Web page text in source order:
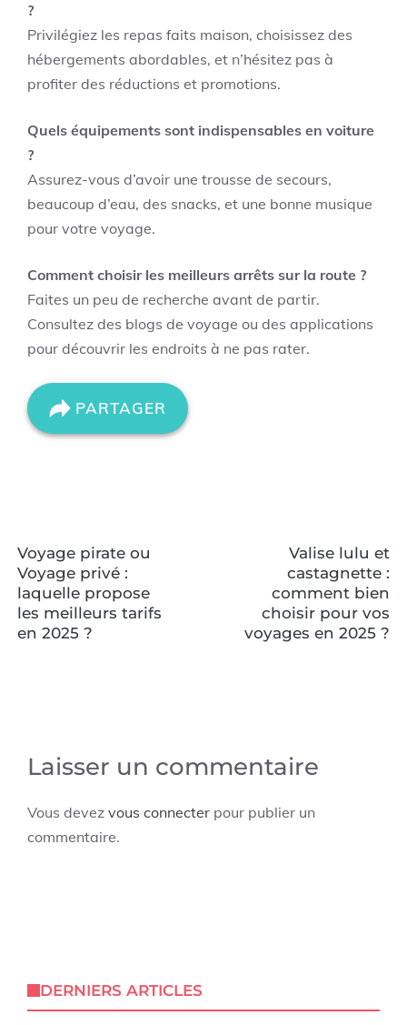
?
Privilégiez les repas faits maison, choisissez des
hébergements abordables, et n’hésitez pas à
profiter des réductions et promotions.
Quels équipements sont indispensables en voiture
?
Assurez-vous d’avoir une trousse de secours,
beaucoup d’eau, des snacks, et une bonne musique
pour votre voyage.
Comment choisir les meilleurs arrêts sur la route ?
Faites un peu de recherche avant de partir.
Consultez des blogs de voyage ou des applications
pour découvrir les endroits à ne pas rater.
PARTAGER
Voyage pirate ou
Voyage privé :
laquelle propose
les meilleurs tarifs
en 2025 ?
Valise lulu et
castagnette :
comment bien
choisir pour vos
voyages en 2025 ?
Laisser un commentaire
Vous devez vous connecter pour publier un
commentaire.
DERNIERS ARTICLES